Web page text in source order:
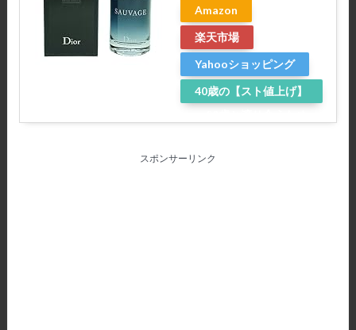
Amazon
楽天市場
Yahooショッピング
40歳の【スト値上げ】
スポンサーリンク